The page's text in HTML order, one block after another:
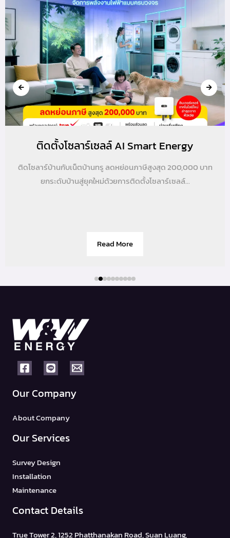
ติดตั้งโซลาร์เซลล์ AI Smart Energy
ติดโซลาร์บ้านกับเน็ตบ้านทรู ลดหย่อนภาษีสูงสุด 200,000 บาท
ยกระดับบ้านสู่ยุคใหม่ด้วยการติดตั้งโซลาร์เซลล์...
Read More
Our Company
About Company
Our Services
Survey Design
Installation
Maintenance
Contact Details
True Tower 2, 1252 Phatthanakan Road, Suan Luang,